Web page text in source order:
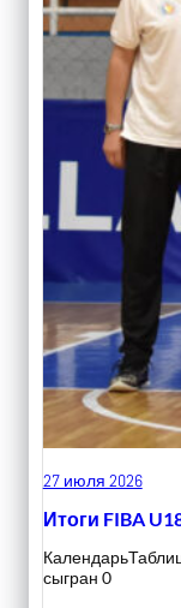
27 июля 2026
Итоги FIBA
сыгран 0